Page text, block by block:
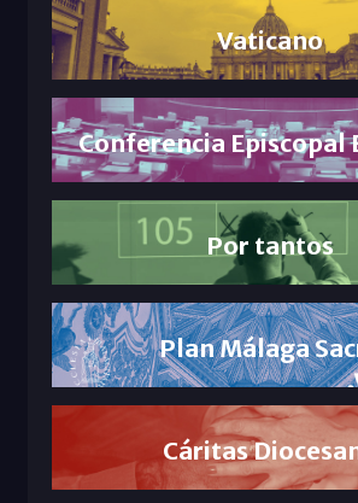
Vaticano
Conferencia Episcopal
Por tantos
Plan Málaga
Cáritas